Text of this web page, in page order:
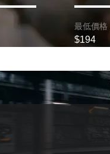
最低價格
$194